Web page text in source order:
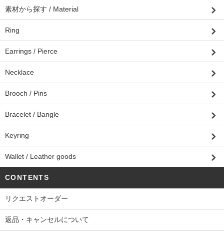
素材から探す / Material
Ring
Earrings / Pierce
Necklace
Brooch / Pins
Bracelet / Bangle
Keyring
Wallet / Leather goods
CONTENTS
リクエストオーダー
返品・キャンセルについて